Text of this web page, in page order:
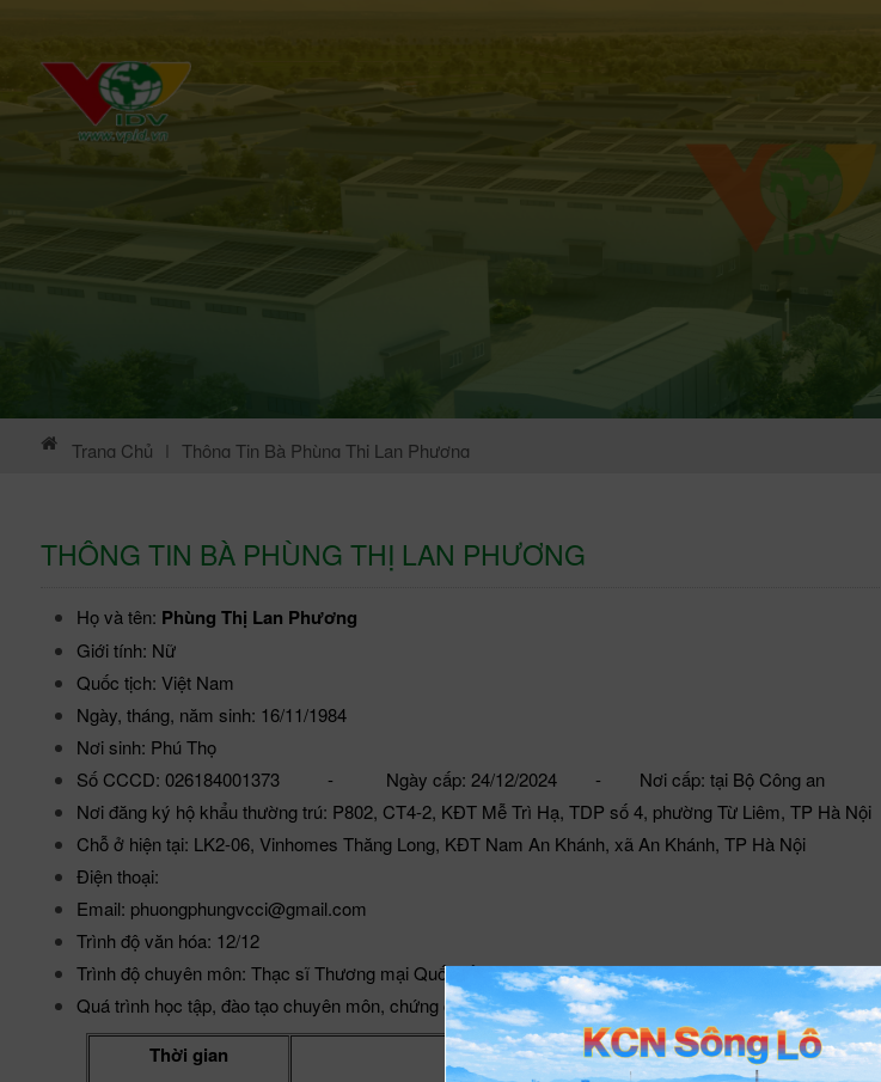
Trang Chủ | Thông Tin Bà Phùng Thị Lan Phương
THÔNG TIN BÀ PHÙNG THỊ LAN PHƯƠNG
Họ và tên: Phùng Thị Lan Phương
Giới tính: Nữ
Quốc tịch: Việt Nam
Ngày, tháng, năm sinh: 16/11/1984
Nơi sinh: Phú Thọ
Số CCCD: 026184001373 - Ngày cấp: 24/12/2024 - Nơi cấp: tại Bộ Công an
Nơi đăng ký hộ khẩu thường trú: P802, CT4-2, KĐT Mễ Trì Hạ, TDP số 4, phường Từ Liêm, TP Hà Nội
Chỗ ở hiện tại: LK2-06, Vinhomes Thăng Long, KĐT Nam An Khánh, xã An Khánh, TP Hà Nội
Điện thoại:
Email: phuongphungvcci@gmail.com
Trình độ văn hóa: 12/12
Trình độ chuyên môn: Thạc sĩ Thương mại Quốc tế
Quá trình học tập, đào tạo chuyên môn, chứng chỉ:
Thời gian Nơi đào tạo